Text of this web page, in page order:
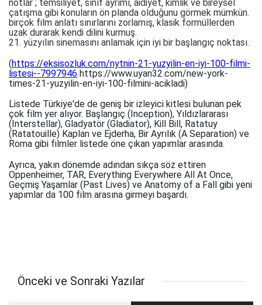
notlar ; temsiliyet, sınıf ayrımı, aidiyet, kimlik ve bireysel
çatışma gibi konuların ön planda olduğunu görmek mümkün.
birçok film anlatı sınırlarını zorlamış, klasik formüllerden
uzak durarak kendi dilini kurmuş.
21. yüzyılın sinemasını anlamak için iyi bir başlangıç noktası.
(https://eksisozluk.com/nytnin-21-yuzyilin-en-iyi-100-filmi-
listesi--7997946 https://www.uyan32.com/new-york-
times-21-yuzyilin-en-iyi-100-filmini-acikladi)
Listede Türkiye'de de geniş bir izleyici kitlesi bulunan pek
çok film yer alıyor. Başlangıç (Inception), Yıldızlararası
(Interstellar), Gladyatör (Gladiator), Kill Bill, Ratatuy
(Ratatouille) Kaplan ve Ejderha, Bir Ayrılık (A Separation) ve
Roma gibi filmler listede öne çıkan yapımlar arasında.
Ayrıca, yakın dönemde adından sıkça söz ettiren
Oppenheimer, TAR, Everything Everywhere All At Once,
Geçmiş Yaşamlar (Past Lives) ve Anatomy of a Fall gibi yeni
yapımlar da 100 film arasına girmeyi başardı.
Önceki ve Sonraki Yazılar